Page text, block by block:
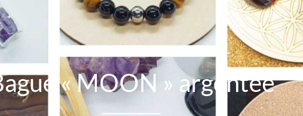
« MOON » argentée